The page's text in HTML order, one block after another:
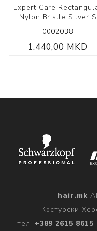
Expert Care
Nylon Bristle Silver S
0002038
1.440,00 MKD
hair.mk
Костурски
тел. +389 2615